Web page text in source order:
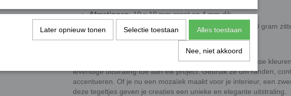
Afmetingen: 10 x 10 mm groot en 4 mm dik.
Presentatie : De steentjes worden los geleverd. In 50 gram
Levendige en kleurrijke ontwerpen
De klassieke glas mozaïeksteentjes voegen met hun intense
levendige uitstraling toe aan elk project. Gebruik ze om randen,
accentueren. Of je nu een mozaïek maakt voor je interieur, een
deze tegeltjes geven je creaties een unieke en elegante uitstraling.
Later opnieuw tonen Selectie toestaan Alles toestaan
Nee, niet akkoord